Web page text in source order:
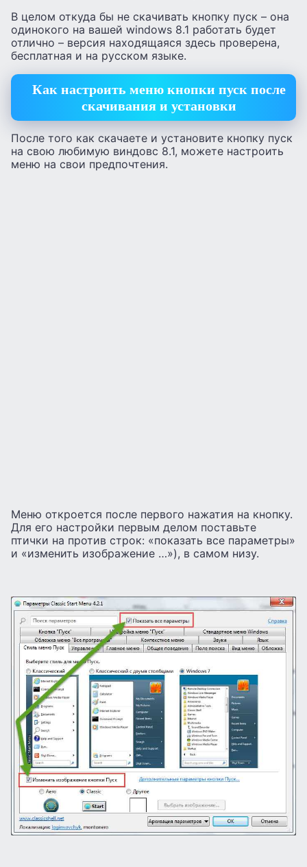
В целом откуда бы не скачивать кнопку пуск – она
одинокого на вашей windows 8.1 работать будет
отлично – версия находящаяся здесь проверена,
бесплатная и на русском языке.
Как настроить меню кнопки пуск после
скачивания и установки
После того как скачаете и установите кнопку пуск
на свою любимую виндовс 8.1, можете настроить
меню на свои предпочтения.
Меню откроется после первого нажатия на кнопку.
Для его настройки первым делом поставьте
птички на против строк: «показать все параметры»
и «изменить изображение …»), в самом низу.